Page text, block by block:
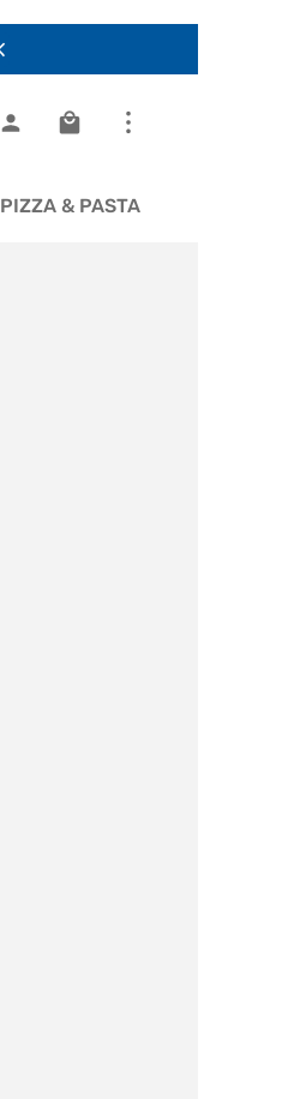
Warenkorb enthält 0
PIZZA & PASTA